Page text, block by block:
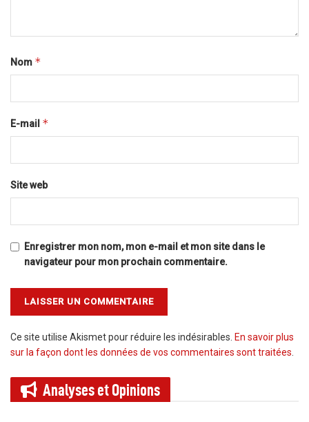
Nom *
E-mail *
Site web
Enregistrer mon nom, mon e-mail et mon site dans le
navigateur pour mon prochain commentaire.
Ce site utilise Akismet pour réduire les indésirables. En savoir plus
sur la façon dont les données de vos commentaires sont traitées.
Analyses etOpinions